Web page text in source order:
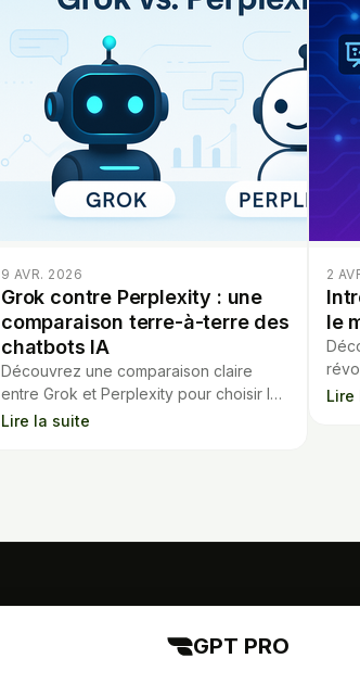
9 AVR. 2026
Grok contre Perplexity : une
comparaison terre-à-terre des
chatbots IA
Découvrez une comparaison claire
entre Grok et Perplexity pour choisir le
meilleur chatbot IA selon leur prix,
Lire la suite
2
le
et
Lire
GPT PRO